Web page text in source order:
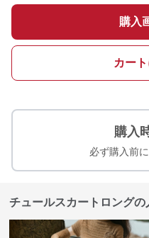
購入
カー
購入
必ず購入前
チュールスカートロングの